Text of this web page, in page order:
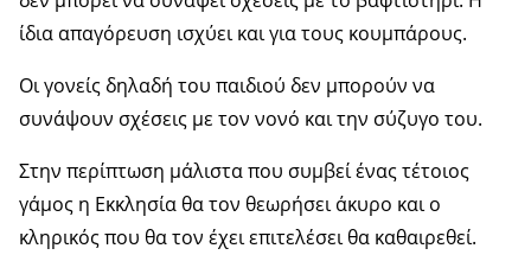
ίδια απαγόρευση ισχύει και για τους κουμπάρους.
Οι γονείς δηλαδή του παιδιού δεν μπορούν να
συνάψουν σχέσεις με τον νονό και την σύζυγο του.
Στην περίπτωση μάλιστα που συμβεί ένας τέτοιος
γάμος η Εκκλησία θα τον θεωρήσει άκυρο και ο
κληρικός που θα τον έχει επιτελέσει θα καθαιρεθεί.